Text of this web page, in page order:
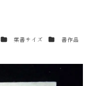
カテゴリー
葉書サイズ カテゴリー
書作品